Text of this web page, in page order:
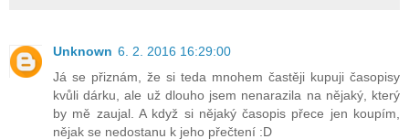
Unknown 6. 2. 2016 16:29:00
Já se přiznám, že si teda mnohem častěji kupuji časopisy
kvůli dárku, ale už dlouho jsem nenarazila na nějaký, který
by mě zaujal. A když si nějaký časopis přece jen koupím,
nějak se nedostanu k jeho přečtení :D